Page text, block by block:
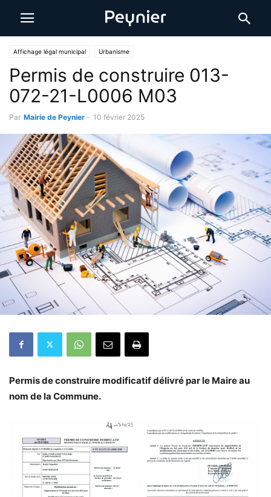
Affichage légal municipal Urbanisme
Permis de construire 013-
072-21-L0006 M03
Par Mairie de Peynier - 10 février 2025
Permis de construire modificatif délivré par le Maire au
nom de la Commune.